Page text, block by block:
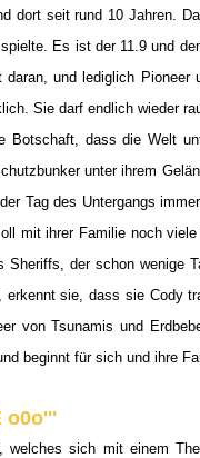
dort seit rund 10 Jahren.
Es ist der 11.9 und
und lediglich
Sie darf endlich wieder
Botschaft, dass die Welt
unter ihrem
Tag des Untergangs
mit ihrer Familie noch
der schon wenige
erkennt sie, dass sie Cody
von Tsunamis und
beginnt für sich und ihre
o0o'''
sich mit einem